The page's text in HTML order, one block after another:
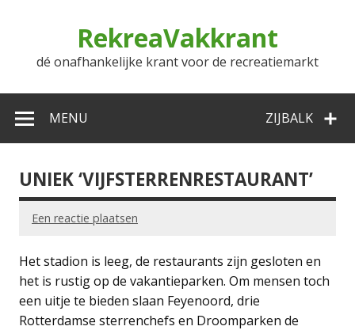
RekreaVakkrant
dé onafhankelijke krant voor de recreatiemarkt
ZIJBALK
MENU
UNIEK ‘VIJFSTERRENRESTAURANT’
Een reactie plaatsen
Het stadion is leeg, de restaurants zijn gesloten en
het is rustig op de vakantieparken. Om mensen toch
een uitje te bieden slaan Feyenoord, drie
Rotterdamse sterrenchefs en Droomparken de